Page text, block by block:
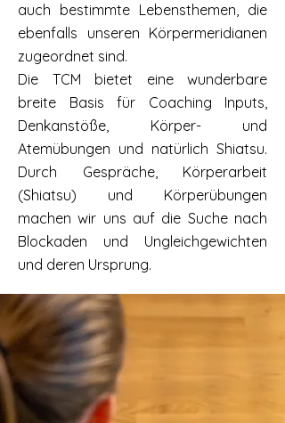
auch bestimmte Lebensthemen, die
ebenfalls unseren Körpermeridianen
zugeordnet sind.
Die TCM bietet eine wunderbare
breite Basis für Coaching Inputs,
Denkanstöße, Körper- und
Atemübungen und natürlich Shiatsu.
Durch Gespräche, Körperarbeit
(Shiatsu) und Körperübungen
machen wir uns auf die Suche nach
Blockaden und Ungleichgewichten
und deren Ursprung.